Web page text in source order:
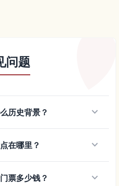
问题
历史背景？ keyboard_arrow_down
在哪里？ keyboard_arrow_down
票多少钱？ keyboard_arrow_down